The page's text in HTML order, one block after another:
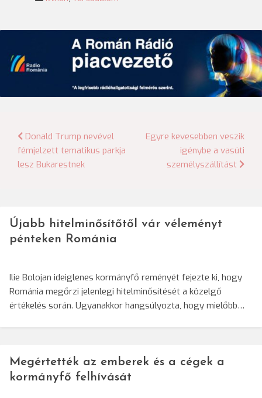
Bejegyzés
navigáció
Donald Trump nevével
fémjelzett tematikus parkja
lesz Bukarestnek
Egyre kevesebben veszik
igénybe a vasúti
személyszállítást
Újabb hitelminősítőtől vár véleményt
pénteken Románia
Ilie Bolojan ideiglenes kormányfő reményét fejezte ki, hogy
Románia megőrzi jelenlegi hitelminősítését a közelgő
értékelés során. Ugyanakkor hangsúlyozta, hogy mielőbb…
Megértették az emberek és a cégek a
kormányfő felhívását